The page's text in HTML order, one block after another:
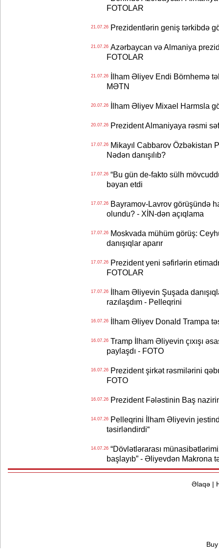
FOTOLAR
21.07.26Prezidentlərin geniş tərkibdə
21.07.26Azərbaycan və Almaniya
FOTOLAR
21.07.26İlham Əliyev Endi Börnhemə
MƏTN
20.07.26İlham Əliyev Mixael Harmsla
20.07.26Prezident Almaniyaya rəsmi
17.07.26Mikayıl Cabbarov Özbəkistan
Nədən danışılıb?
17.07.26“Bu gün de-fakto sülh
bəyan etdi
17.07.26Bayramov-Lavrov görüşündə
olundu? - XİN-dən açıqlama
17.07.26Moskvada mühüm görüş:
danışıqlar aparır
17.07.26Prezident yeni səfirlərin
FOTOLAR
17.07.26İlham Əliyevin Şuşada
razılaşdım - Pelleqrini
16.07.26İlham Əliyev Donald Trampa
16.07.26Tramp İlham Əliyevin çıxışı
paylaşdı - FOTO
16.07.26Prezident şirkət rəsmilərini
FOTO
16.07.26Prezident Fələstinin Baş
14.07.26Pelleqrini İlham Əliyevin
təsirləndirdi“
14.07.26“Dövlətlərarası
başlayıb” - Əliyevdən Makrona
Əlaqə|